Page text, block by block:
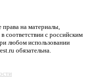
на материалы,
соответствии с российским
любом использовании
обязательна.